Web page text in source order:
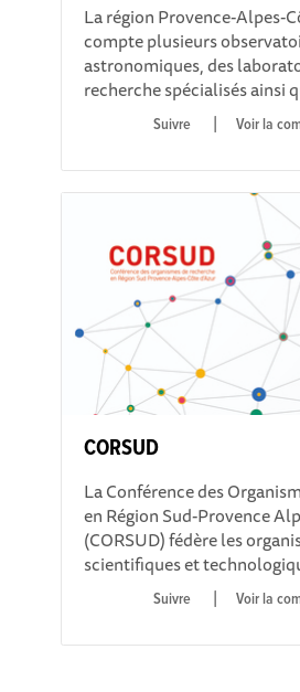
La région Provence-Alpes-
compte plusieurs
astronomiques, des
recherche spécialisés ainsi
|
Voir la
CORSUD
La Conférence des
en Région Sud-Provence
(CORSUD) fédère les
scientifiques et
|
Voir la